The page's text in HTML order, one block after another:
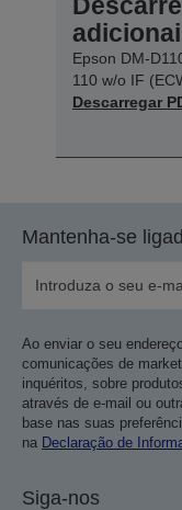
Epson DM-
110 w/o IF
Descarregar
Mantenha-se
Ao enviar o seu
comunicações de
inquéritos, sobre
através de e-mail ou
base nas suas
na Declaração de
Siga-nos